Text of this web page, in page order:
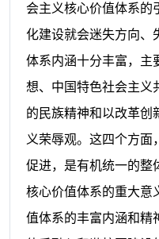
会主义核心价值体系的
化建设就会迷失方向、
体系内涵十分丰富，主
想、中国特色社会主义
的民族精神和以改革创
义荣辱观。这四个方面
促进，是有机统一的整
核心价值体系的重大意
值体系的丰富内涵和精